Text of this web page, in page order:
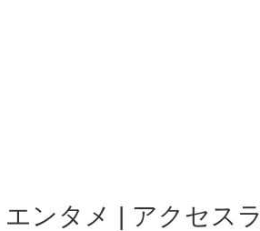
エンタメ | アクセスラ